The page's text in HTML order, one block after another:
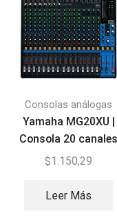
Consolas análogas
Yamaha MG20XU |
Consola 20 canales
$1.150,29
Leer Más